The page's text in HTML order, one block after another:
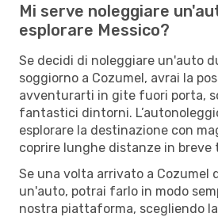
Mi serve noleggiare
esplorare Messico?
Se decidi di noleggiare un'auto
soggiorno a Cozumel, avrai la
avventurarti in gite fuori porta,
fantastici dintorni.
esplorare la destinazione con
coprire lunghe distanze in breve
Se una volta arrivato a Cozumel
un'auto, potrai farlo in modo
nostra piattaforma, scegliendo